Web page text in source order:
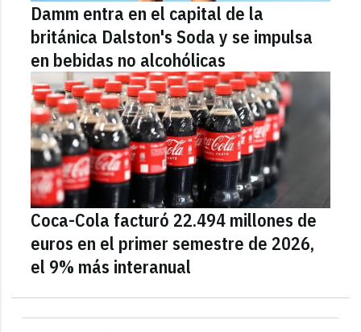
Damm entra en el capital de la
británica Dalston's Soda y se impulsa
en bebidas no alcohólicas
Coca-Cola facturó 22.494 millones de
euros en el primer semestre de 2026,
el 9% más interanual